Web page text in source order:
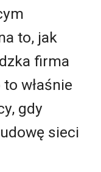
to, jak
firma
właśnie
gdy
sieci